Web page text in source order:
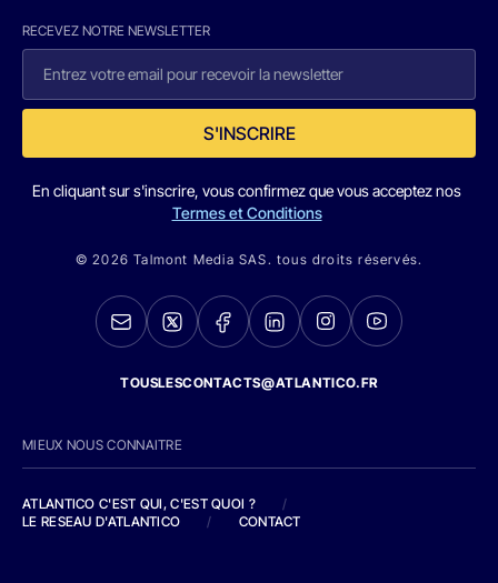
RECEVEZ NOTRE NEWSLETTER
S'INSCRIRE
En cliquant sur s'inscrire, vous confirmez que vous acceptez nos
Termes et Conditions
© 2026 Talmont Media SAS. tous droits réservés.
TOUSLESCONTACTS@ATLANTICO.FR
MIEUX NOUS CONNAITRE
ATLANTICO C'EST QUI, C'EST QUOI ?
/
LE RESEAU D'ATLANTICO
/ CONTACT